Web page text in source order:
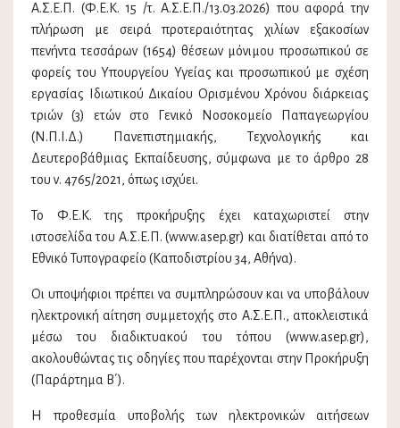
Α.Σ.Ε.Π. (Φ.Ε.Κ. 15 /τ. Α.Σ.Ε.Π./13.03.2026) που αφορά την
πλήρωση με σειρά προτεραιότητας χιλίων εξακοσίων
πενήντα τεσσάρων (1654) θέσεων μόνιμου προσωπικού σε
φορείς του Υπουργείου Υγείας και προσωπικού με σχέση
εργασίας Ιδιωτικού Δικαίου Ορισμένου Χρόνου διάρκειας
τριών (3) ετών στο Γενικό Νοσοκομείο Παπαγεωργίου
(Ν.Π.Ι.Δ.) Πανεπιστημιακής, Τεχνολογικής και
Δευτεροβάθμιας Εκπαίδευσης, σύμφωνα με το άρθρο 28
του ν. 4765/2021, όπως ισχύει.
Το Φ.Ε.Κ. της προκήρυξης έχει καταχωριστεί στην
ιστοσελίδα του Α.Σ.Ε.Π. (www.asep.gr) και διατίθεται από το
Εθνικό Τυπογραφείο (Καποδιστρίου 34, Αθήνα).
Οι υποψήφιοι πρέπει να συμπληρώσουν και να υποβάλουν
ηλεκτρονική αίτηση συμμετοχής στο Α.Σ.Ε.Π., αποκλειστικά
μέσω του διαδικτυακού του τόπου (www.asep.gr),
ακολουθώντας τις οδηγίες που παρέχονται στην Προκήρυξη
(Παράρτημα Β΄).
Η προθεσμία υποβολής των ηλεκτρονικών αιτήσεων